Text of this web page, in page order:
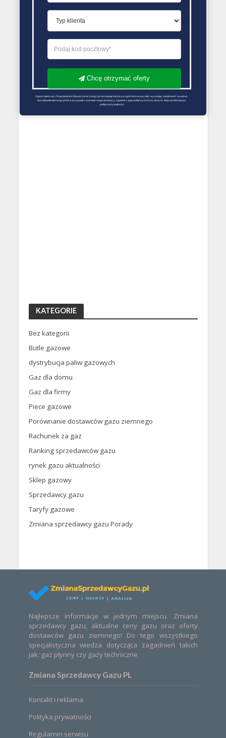
KATEGORIE
Bez kategorii
Butle gazowe
dystrybucja paliw gazowych
Gaz dla domu
Gaz dla firmy
Piece gazowe
Porównanie dostawców gazu ziemnego
Rachunek za gaz
Ranking sprzedawców gazu
rynek gazu aktualności
Sklep gazowy
Sprzedawcy gazu
Taryfy gazowe
Zmiana sprzedawcy gazu Porady
Najlepsze informacje w jednym miejscu. Zmiana
sprzedawcy gazu, aktualne ceny gazu oraz oferty
dostawców gazu ziemnego! Do tego wszystkiego
specjalistyczna wiedza dotycząca zagadnień takich
jak: gaz płynny czy gazy techniczne
Zmiana Sprzedawcy Gazu PL
Kontakt i reklama
Polityka prywatności
Regulamin serwisu
Chcę otrzymać oferty
Zapoznałem się z Regulaminem Świadczenie Usług i go akceptuję Każdą ze zgód można wycofać wysyłając wiadomość na adres
biuro@optimalenergy.pl lub w przypadku zewnętrznego dostawcy, zgodnie z jego polityką ochrony danych. Więcej informacji w
polityce prywatności